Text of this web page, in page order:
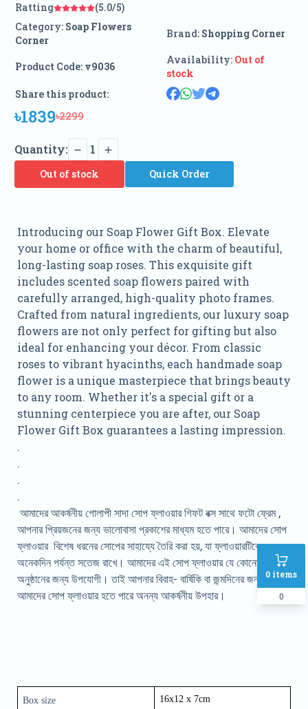
0 items
0
Ratting
(5.0/5)
Category: Soap Flowers
Corner
Brand: Shopping Corner
Product Code: v9036
Availability: Out of
stock
Share this product:
৳1839৳2299
Quantity: 1
Out of stock Quick Order
Introducing our Soap Flower Gift Box. Elevate
your home or office with the charm of beautiful,
long-lasting soap roses. This exquisite gift
includes scented soap flowers paired with
carefully arranged, high-quality photo frames.
Crafted from natural ingredients, our luxury soap
flowers are not only perfect for gifting but also
ideal for enhancing your décor. From classic
roses to vibrant hyacinths, each handmade soap
flower is a unique masterpiece that brings beauty
to any room. Whether it's a special gift or a
stunning centerpiece you are after, our Soap
Flower Gift Box guarantees a lasting impression.
.
.
.
.
আমাদের আকর্ষনীয় গোলাপী সাদা সোপ ফ্লাওয়ার গিফট বক্স সাথে ফটো ফ্রেম ,
আপনার প্রিয়জনের জন্য ভালোবাসা প্রকাশের মাধ্যম হতে পারে। আমাদের সোপ
ফ্লাওয়ার বিশেষ ধরনের সোপের সাহায্যে তৈরি করা হয়, যা ফ্লাওয়ারটিকে
অনেকদিন পর্যন্ত সতেজ রাখে। আমাদের এই সোপ ফ্লাওয়ার যে কোনো
অনুষ্ঠানের জন্য উপযোগী। তাই আপনার বিবাহ- বার্ষিকি বা জন্মদিনের জন্য
আমাদের সোপ ফ্লাওয়ার হতে পারে অনন্য আকর্ষনীয় উপহার।
Box size 16x12 x 7cm